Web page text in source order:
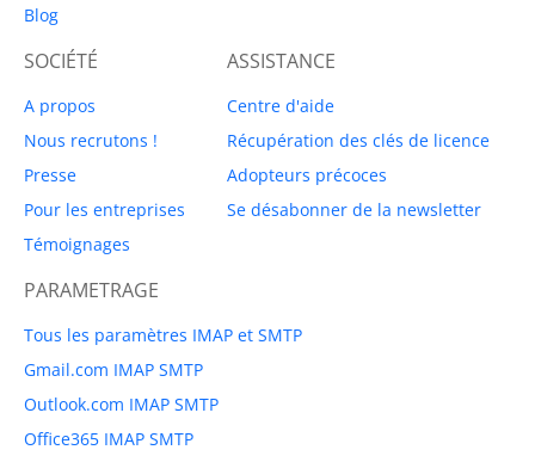
Blog
SOCIÉTÉ
A propos
Nous recrutons !
Presse
Pour les entreprises
Témoignages
ASSISTANCE
Centre d'aide
Récupération des clés de licence
Adopteurs précoces
Se désabonner de la newsletter
PARAMETRAGE
Tous les paramètres IMAP et SMTP
Gmail.com IMAP SMTP
Outlook.com IMAP SMTP
Office365 IMAP SMTP